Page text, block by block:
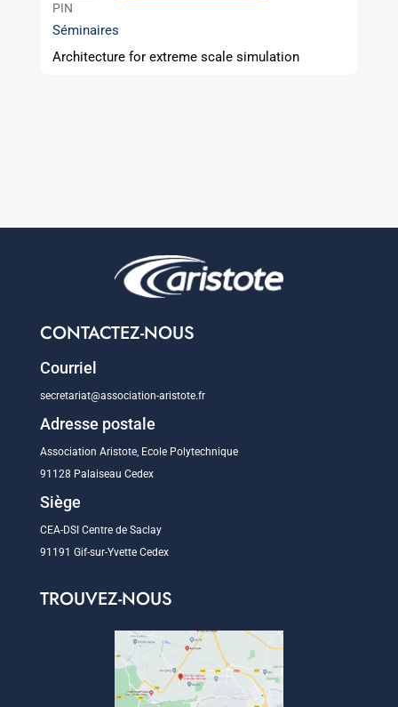
PIN
Séminaires
Architecture for extreme scale simulation
CONTACTEZ-NOUS
Courriel
secretariat@association-aristote.fr
Adresse postale
Association Aristote, Ecole Polytechnique
91128 Palaiseau Cedex
Siège
CEA-DSI Centre de Saclay
91191 Gif-sur-Yvette Cedex
TROUVEZ-NOUS